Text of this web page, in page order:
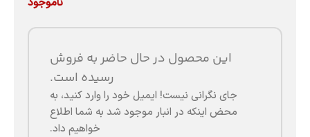
این محصول در حال حاضر به فروش
رسیده است.
جای نگرانی نیست! ایمیل خود را وارد کنید، به
محض اینکه در انبار موجود شد به شما اطلاع
خواهیم داد.